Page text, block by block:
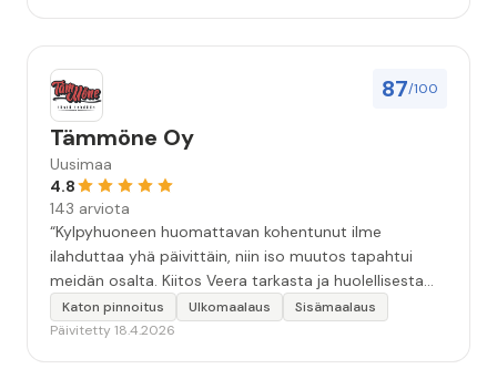
87/100
Tämmöne Oy
Uusimaa
4.8
143 arviota
“Kylpyhuoneen huomattavan kohentunut ilme
ilahduttaa yhä päivittäin, niin iso muutos tapahtui
meidän osalta. Kiitos Veera tarkasta ja huolellisesta
työstä, sekä ystävällisestä palvelusta!”
Katon pinnoitus Ulkomaalaus
Sisämaalaus
Päivitetty 18.4.2026